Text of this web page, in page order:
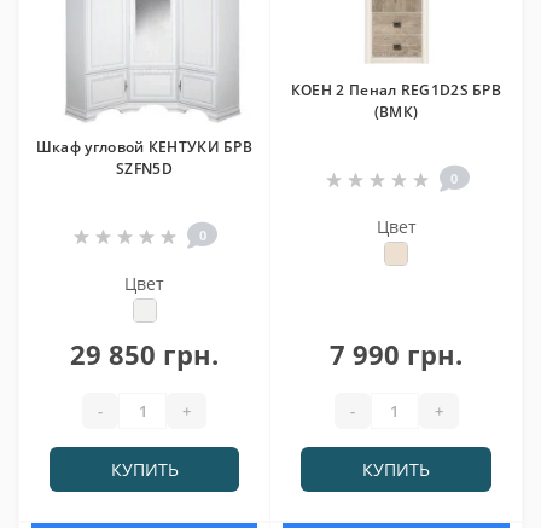
Шкаф угловой КЕНТУКИ БРВ
SZFN5D
0
Цвет
29 850 грн.
- +
КУПИТЬ
КОЕН 2 Пенал REG1D2S БРВ
(ВМК)
0
Цвет
7 990 грн.
- +
КУПИТЬ